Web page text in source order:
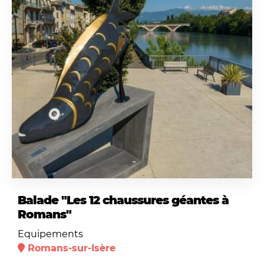
Balade "Les 12 chaussures géantes à
Romans"
Equipements
Romans-sur-Isère